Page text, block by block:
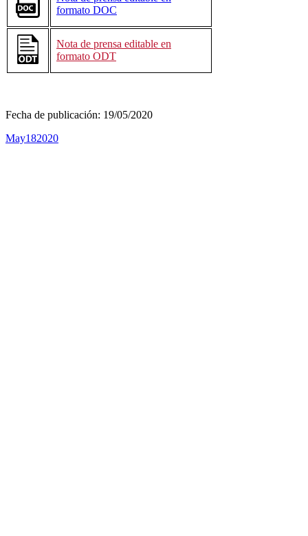
formato DOC
Nota de prensa editable en
formato ODT
Fecha de publicación: 19/05/2020
May182020